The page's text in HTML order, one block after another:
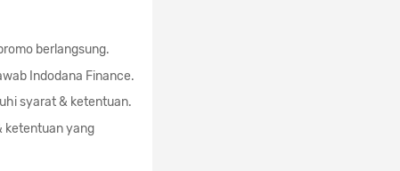
berlangsung.
Indodana Finance.
syarat & ketentuan.
ketentuan yang